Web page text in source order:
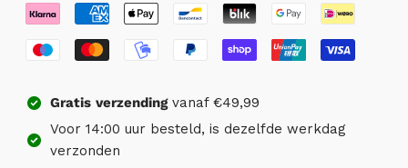
Gratis verzendingvanaf €49,99
Voor 14:00 uur besteld, is dezelfde werkdag
verzonden